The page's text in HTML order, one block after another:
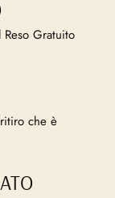
Gratuito
che è